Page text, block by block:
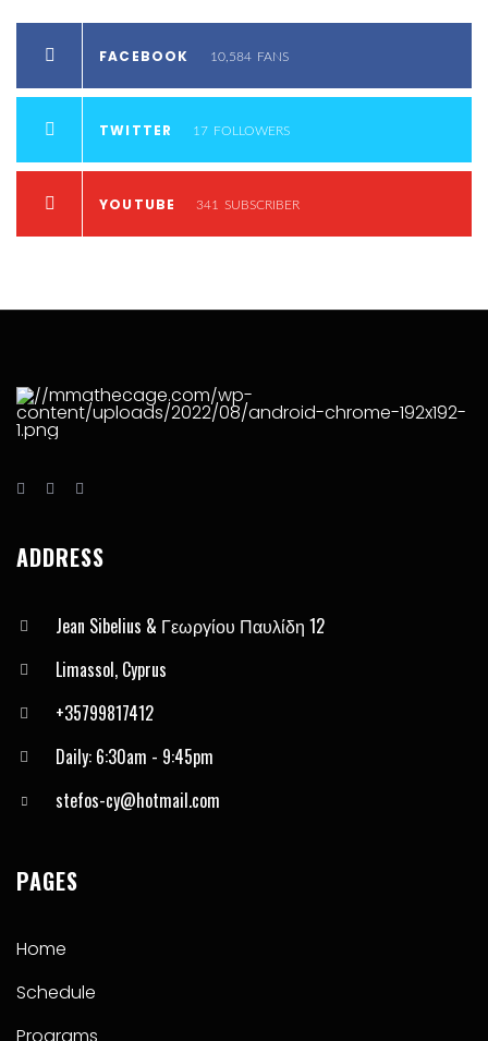
FACEBOOK 10,584 FANS
TWITTER 17 FOLLOWERS
YOUTUBE 341 SUBSCRIBER
ADDRESS
Jean Sibelius & Γεωργίου Παυλίδη 12
Limassol, Cyprus
+35799817412
Daily: 6:30am - 9:45pm
stefos-cy@hotmail.com
PAGES
Home
Schedule